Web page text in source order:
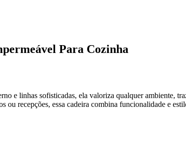
Para Cozinha
e linhas sofisticadas, ela valoriza qualquer ambiente,
ou recepções, essa cadeira combina funcionalidade e